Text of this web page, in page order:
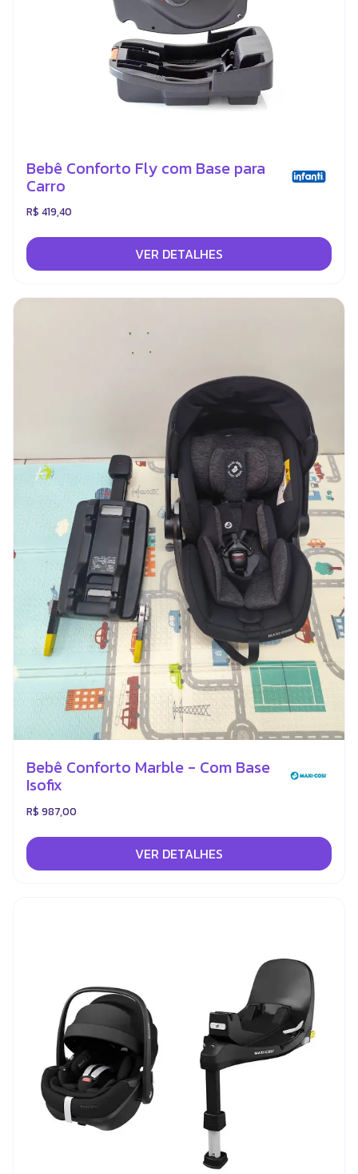
Bebê Conforto Fly com Base para
Carro
R$ 419,40
VER DETALHES
Bebê Conforto Marble - Com Base
Isofix
R$ 987,00
VER DETALHES